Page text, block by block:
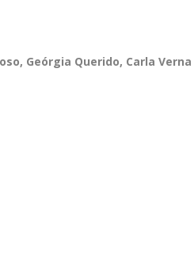
Geórgia Querido, Carla Verna